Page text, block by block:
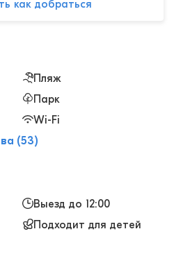
как добраться
Пляж
Парк
Wi-Fi
(53)
Выезд до 12:00
Подходит для детей